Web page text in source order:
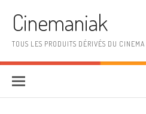
Cinemaniak
TOUS LES PRODUITS DÉRIVÉS DU CINEMA